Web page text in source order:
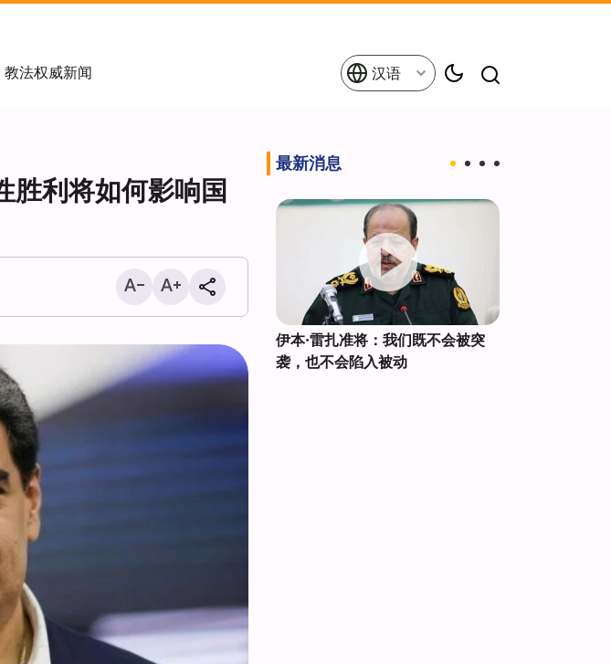
教法权威新闻 汉语
胜利将如何影响国
最新消息
《华尔街日报》：美国对伊朗新空
袭计划面临严重质疑
伊本·雷扎准将：我们既不会被突
袭，也不会陷入被动